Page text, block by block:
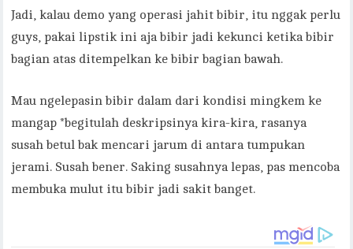
Jadi, kalau demo yang operasi jahit bibir, itu nggak perlu
guys, pakai lipstik ini aja bibir jadi kekunci ketika bibir
bagian atas ditempelkan ke bibir bagian bawah.
Mau ngelepasin bibir dalam dari kondisi mingkem ke
mangap *begitulah deskripsinya kira-kira, rasanya
susah betul bak mencari jarum di antara tumpukan
jerami. Susah bener. Saking susahnya lepas, pas mencoba
membuka mulut itu bibir jadi sakit banget.